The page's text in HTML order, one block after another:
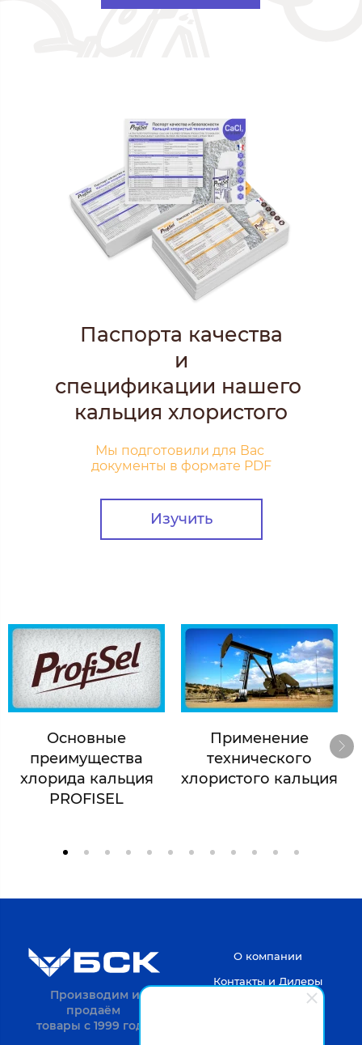
Изучить
Паспорта качества
и
спецификации нашего
кальция хлористого
Мы подготовили для Вас
документы в формате PDF
Основные
преимущества
хлорида кальция
PROFISEL
Применение
технического
хлористого кальция
Производим и
продаём
товары с 1999 года.
О компании
Контакты и Дилеры